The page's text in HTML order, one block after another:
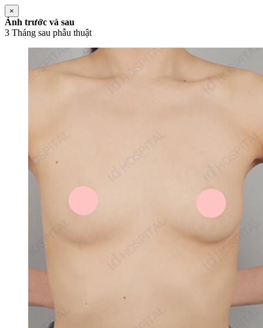
×
Ảnh trước và sau
3 Tháng sau phẫu thuật